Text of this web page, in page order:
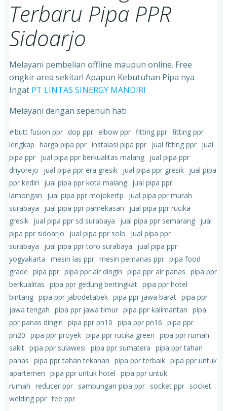
Terbaru Pipa PPR
Sidoarjo
Melayani pembelian offline maupun online. Free
ongkir area sekitar! Apapun Kebutuhan Pipa nya
Ingat PT LINTAS SINERGY MANDIRI
Melayani dengan sepenuh hati
#butt fusion ppr dop ppr elbow ppr fitting ppr fitting ppr
lengkap harga pipa ppr instalasi pipa ppr jual fitting ppr jual
pipa ppr jual pipa ppr berkualitas malang jual pipa ppr
driyorejo
jual pipa ppr era gresik jual pipa ppr gresik jual pipa
ppr kediri
jual pipa ppr kota malang jual pipa ppr
lamongan
jual pipa ppr mojokertp
jual pipa ppr murah
surabaya
jual pipa ppr pamekasan
jual pipa ppr rucika
gresik jual pipa ppr sd surabaya jual pipa ppr semarang jual
pipa ppr sidoarjo
jual pipa ppr solo
jual pipa ppr
surabaya
jual pipa ppr toro surabaya
jual pipa ppr
yogyakarta mesin las ppr mesin pemanas ppr pipa food
grade pipa ppr pipa ppr air dingin pipa ppr air panas pipa ppr
berkualitas pipa ppr gedung bertingkat pipa ppr hotel
bintang pipa ppr jabodetabek pipa ppr jawa barat pipa ppr
jawa tengah pipa ppr jawa timur pipa ppr kalimantan pipa
ppr panas dingin pipa ppr pn10 pipa ppr pn16 pipa ppr
pn20 pipa ppr proyek pipa ppr rucika green pipa ppr rumah
sakit pipa ppr sulawesi pipa ppr sumatera pipa ppr tahan
panas pipa ppr tahan tekanan pipa ppr terbaik pipa ppr untuk
apartemen pipa ppr untuk hotel pipa ppr untuk
rumah reducer ppr sambungan pipa ppr socket ppr socket
welding ppr tee ppr